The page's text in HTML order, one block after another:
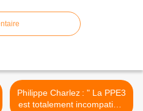
Philippe Charlez : " La PPE3
est totalement incompatible